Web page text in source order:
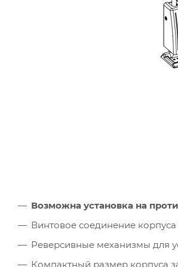
Возможна установка на
Винтовое соединение
Реверсивные механизмы для
Компактный размер корпуса